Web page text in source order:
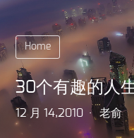
Home
30个有趣的人
12 月 14,2010 老俞